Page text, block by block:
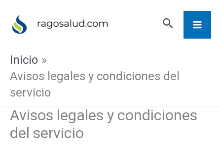
Buscar
Inicio
Avisos legales y condiciones del
servicio
Avisos legales y condiciones
del servicio